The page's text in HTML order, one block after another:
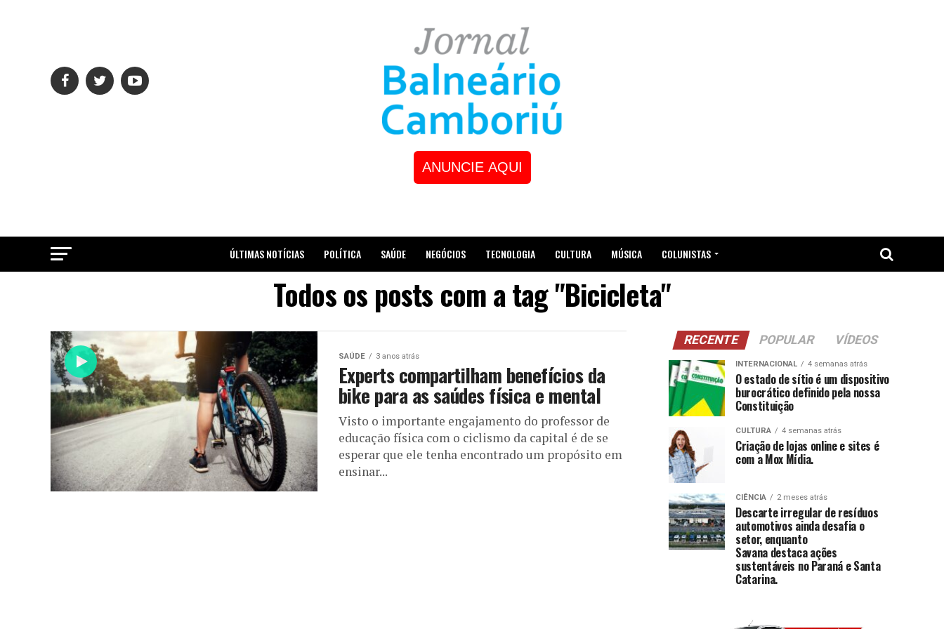
ANUNCIE AQUI
ÚLTIMAS NOTÍCIAS POLÍTICA SAÚDE NEGÓCIOS TECNOLOGIA CULTURA MÚSICA COLUNISTAS
Todos os posts com a tag "Bicicleta"
SAÚDE 3 anos atrás
Experts compartilham benefícios da
bike para as saúdes física e mental
Visto o importante engajamento do professor de
educação física com o ciclismo da capital é de se
esperar que ele tenha encontrado um propósito em
ensinar...
RECENTE POPULAR VÍDEOS
INTERNACIONAL 4 semanas atrás
O estado de sítio é um dispositivo
burocrático definido pela nossa
Constituição
CULTURA 4 semanas atrás
Criação de lojas online e sites é
com a Mox Mídia.
CIÊNCIA 2 meses atrás
Descarte irregular de resíduos
automotivos ainda desafia o
setor, enquanto
Savana destaca ações
sustentáveis no Paraná e Santa
Catarina.